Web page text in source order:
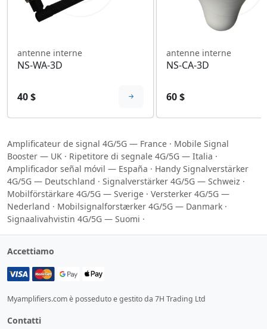
antenne interne
NS-WA-3D
40 $
antenne interne
NS-CA-3D
60 $
Amplificateur de signal 4G/5G — France · Mobile Signal
Booster — UK · Ripetitore di segnale 4G/5G — Italia ·
Amplificador señal móvil — España · Handy Signalverstärker
4G/5G — Deutschland · Signalverstärker 4G/5G — Schweiz ·
Mobilförstärkare 4G/5G — Sverige · Versterker 4G/5G —
Nederland · Mobilsignalforstærker 4G/5G — Danmark ·
Signaalivahvistin 4G/5G — Suomi ·
Accettiamo
Myamplifiers.com è posseduto e gestito da 7H Trading Ltd
Contatti